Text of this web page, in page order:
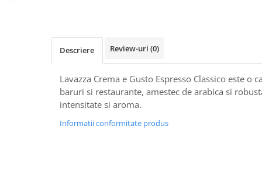
Descriere Review-uri (0)
Lavazza Crema e Gusto Espresso Classico este o
baruri si restaurante, amestec de arabica si
intensitate si aroma.
Informatii conformitate produs